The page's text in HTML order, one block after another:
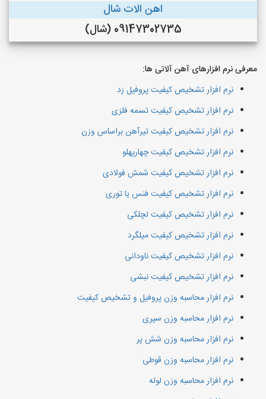
اهن الات شال
09147302735 (شال)
معرفی نرم افزارهای آهن آلاتی ها:
نرم افزار تشخیص کیفیت پروفیل زد
نرم افزار تشخیص کیفیت تسمه فلزی
نرم افزار تشخیص کیفیت تیرآهن براساس وزن
نرم افزار تشخیص کیفیت چهارپهلو
نرم افزار تشخیص کیفیت شمش فولادی
نرم افزار تشخیص کیفیت فنس یا توری
نرم افزار تشخیص کیفیت لچلکی
نرم افزار تشخیص کیفیت میلگرد
نرم افزار تشخیص کیفیت ناودانی
نرم افزار تشخیص کیفیت نبشی
نرم افزار محاسبه وزن پروفیل و تشخیص کیفیت
نرم افزار محاسبه وزن سپری
نرم افزار محاسبه وزن شش پر
نرم افزار محاسبه وزن قوطی
نرم افزار محاسبه وزن لوله